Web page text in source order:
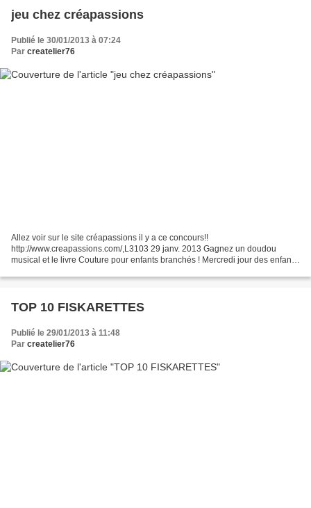
jeu chez créapassions
Publié le 30/01/2013 à 07:24
Par createlier76
Allez voir sur le site créapassions il y a ce concours!!
http://www.creapassions.com/,L3103 29 janv. 2013 Gagnez un doudou
musical et le livre Couture pour enfants branchés ! Mercredi jour des enfants
TOP 10 FISKARETTES
Publié le 29/01/2013 à 11:48
Par createlier76